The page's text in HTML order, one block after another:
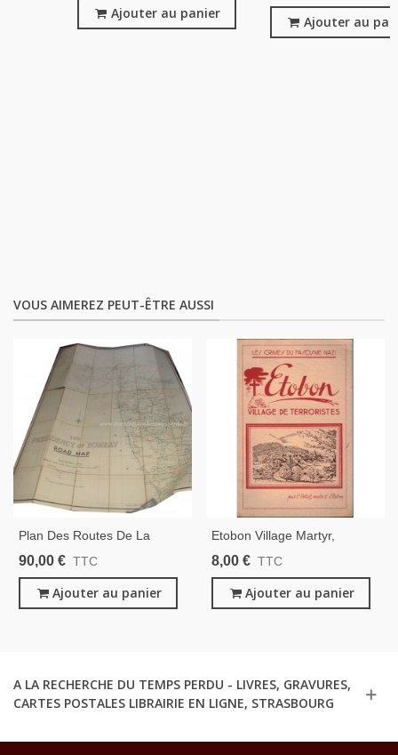
Ajouter au panier
Ajouter au
VOUS AIMEREZ PEUT-ÊTRE AUSSI
Plan Des Routes De La
Présidence De Bombay En
Bombay Road Map - Indes,
Empire Colonial Anglais,
90,00 € TTC
Ajouter au panier
Etobon Village Martyr,
Charles Perret, 1945 - 2e
Village Martyr, Nazisme,
Haute-Saône, Valot
8,00 € TTC
Ajouter au panier
A LA RECHERCHE DU TEMPS PERDU - LIVRES, GRAVURES,
CARTES POSTALES LIBRAIRIE EN LIGNE, STRASBOURG